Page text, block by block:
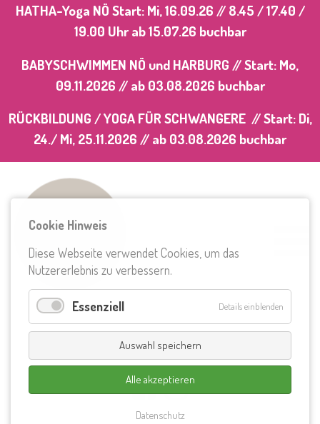
HATHA-Yoga NÖ Start: Mi, 16.09.26 // 8.45 / 17.40 /
19.00 Uhr ab 15.07.26 buchbar
BABYSCHWIMMEN NÖ und HARBURG // Start: Mo,
09.11.2026 // ab 03.08.2026 buchbar
RÜCKBILDUNG / YOGA FÜR SCHWANGERE // Start: Di,
24./ Mi, 25.11.2026 // ab 03.08.2026 buchbar
Cookie Hinweis
Diese Webseite verwendet Cookies, um das
Nutzererlebnis zu verbessern.
Essenziell Details einblenden
Auswahl speichern
Alle akzeptieren
Datenschutz